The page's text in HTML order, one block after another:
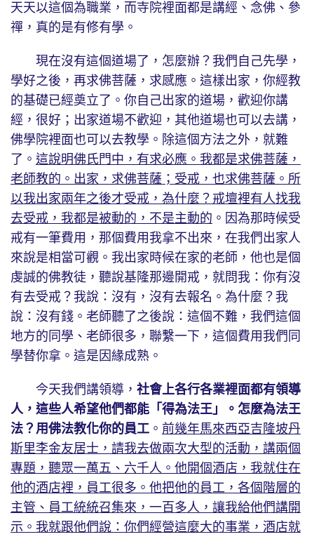
天天以這個為職業，而寺院裡面都是講經、念佛、參
禪，真的是有修有學。
現在沒有這個道場了，怎麼辦？我們自己先學，
學好之後，再求佛菩薩，求感應。這樣出家，你經教
的基礎已經奠立了。你自己出家的道場，歡迎你講
經，很好；出家道場不歡迎，其他道場也可以去講，
佛學院裡面也可以去教學。除這個方法之外，就難
了。 這說明佛氏門中，有求必應。我都是求佛菩薩，
老師教的。出家，求佛菩薩；受戒，也求佛菩薩。所
以我出家兩年之後才受戒，為什麼？戒壇裡有人找我
去受戒，我都是被動的，不是主動的 。因為那時候受
戒有一筆費用，那個費用我拿不出來，在我們出家人
來說是相當可觀。我出家時候在家的老師，他也是個
虔誠的佛教徒，聽說基隆那邊開戒，就問我：你有沒
有去受戒？我說：沒有，沒有去報名。為什麼？我
說：沒有錢。老師聽了之後說：這個不難，我們這個
地方的同學、老師很多，聯繫一下，這個費用我們同
學替你拿。這是因緣成熟。
今天我們講領導， 社會上各行各業裡面都有領導
人，這些人希望他們都能「得為法王」。怎麼為法王
法？用佛法教化你的員工 。 前幾年馬來西亞吉隆坡丹
斯里李金友居士，請我去做兩次大型的活動，講兩個
專題，聽眾一萬五、六千人。他開個酒店，我就住在
他的酒店裡，員工很多。他把他的員工，各個階層的
主管、員工統統召集來，一百多人，讓我給他們講開
示。我就跟他們說：你們經營這麼大的事業，酒店就